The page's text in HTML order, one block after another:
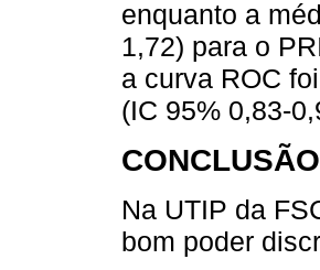
enquanto a
1,72) para o
a curva ROC
(IC 95% 0,83-
Na UTIP da
bom poder